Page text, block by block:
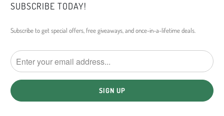
SUBSCRIBE TODAY!
Subscribe to get special offers, free giveaways, and once-in-a-lifetime deals.